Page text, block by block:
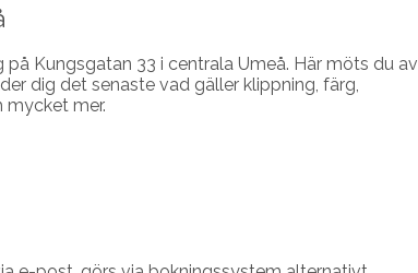
Kungsgatan 33 i centrala Umeå. Här möts du av
dig det senaste vad gäller klippning, färg,
mycket mer.